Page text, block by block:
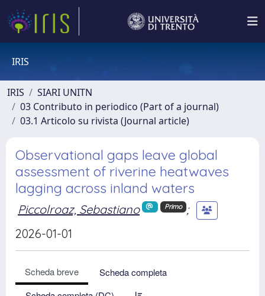
IRIS
IRIS
SIARI UNITN
03 Contributo in periodico (Part of a journal)
03.1 Articolo su rivista (Journal article)
Observational gaps leave global
assessment of riverine heatwaves
lagging across inland waters
Piccolroaz, Sebastiano Primo
;
2026-01-01
Scheda breve
Scheda completa